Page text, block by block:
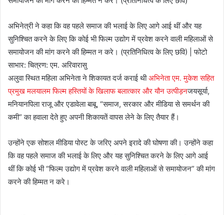
अभिनेत्री ने कहा कि वह पहले समाज की भलाई के लिए आगे आई थीं और यह
सुनिश्चित करने के लिए कि कोई भी फिल्म उद्योग में प्रवेश करने वाली महिलाओं से
समायोजन की मांग करने की हिम्मत न करे। (प्रतिनिधित्व के लिए छवि) | फोटो
साभार: चित्रण: एम. अरिवारासु
अलुवा स्थित महिला अभिनेता ने शिकायत दर्ज कराई थीअभिनेता एम. मुकेश सहित
प्रमुख मलयालम फिल्म हस्तियों के खिलाफ बलात्कार और यौन उत्पीड़नजयसूर्या,
मनियानपिला राजू और एडावेला बाबू, “समाज, सरकार और मीडिया से समर्थन की
कमी” का हवाला देते हुए अपनी शिकायतें वापस लेने के लिए तैयार हैं।
उन्होंने एक सोशल मीडिया पोस्ट के जरिए अपने इरादे की घोषणा की। उन्होंने कहा
कि वह पहले समाज की भलाई के लिए और यह सुनिश्चित करने के लिए आगे आई
थीं कि कोई भी “फिल्म उद्योग में प्रवेश करने वाली महिलाओं से समायोजन” की मांग
करने की हिम्मत न करे।